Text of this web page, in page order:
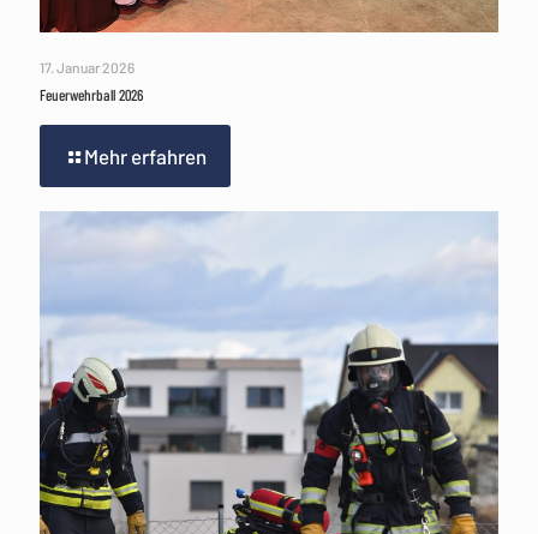
17. Januar 2026
Feuerwehrball 2026
Mehr erfahren